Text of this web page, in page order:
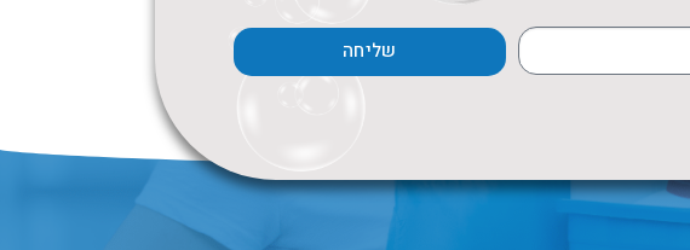
שליחה